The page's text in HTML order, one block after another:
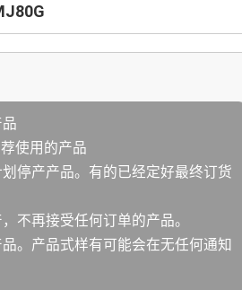
使用的产品
停产产品。有的已经定好最终订货
不再接受任何订单的产品。
。产品式样有可能会在无任何通知